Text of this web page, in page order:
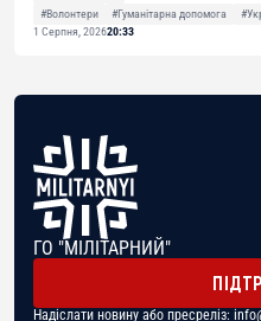
#Волонтери
#Гуманітарна допомога
1 Серпня, 202620:33
ГО "МІЛІТАРНИЙ"
Надіслати новину або пресреліз: